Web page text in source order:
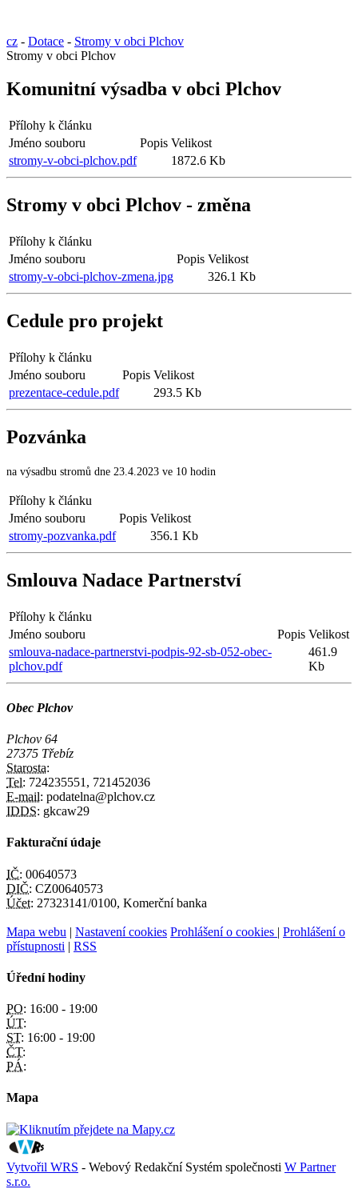
cz - Dotace - Stromy v obci Plchov
Stromy v obci Plchov
Komunitní výsadba v obci Plchov
Přílohy k článku
Jméno souboru
Popis Velikost
stromy-v-obci-plchov.pdf
1872.6 Kb
Stromy v obci Plchov - změna
Přílohy k článku
Jméno souboru
Popis Velikost
stromy-v-obci-plchov-zmena.jpg
326.1 Kb
Cedule pro projekt
Přílohy k článku
Jméno souboru
Popis Velikost
prezentace-cedule.pdf
293.5 Kb
Pozvánka
na výsadbu stromů dne 23.4.2023 ve 10 hodin
Přílohy k článku
Jméno souboru
Popis Velikost
stromy-pozvanka.pdf
356.1 Kb
Smlouva Nadace Partnerství
Přílohy k článku
Jméno souboru
Popis Velikost
smlouva-nadace-partnerstvi-podpis-92-sb-052-obec-
plchov.pdf
461.9
Kb
Obec Plchov
Plchov 64
27375 Třebíz
Starosta:
Tel: 724235551, 721452036
E-mail: podatelna@plchov.cz
IDDS: gkcaw29
Fakturační údaje
IČ: 00640573
DIČ: CZ00640573
Účet: 27323141/0100, Komerční banka
Mapa webu | Nastavení cookies Prohlášení o cookies | Prohlášení o
přístupnosti | RSS
Úřední hodiny
PO: 16:00 - 19:00
ÚT:
ST: 16:00 - 19:00
ČT:
PÁ:
Mapa
Vytvořil WRS - Webový Redakční Systém společnosti W Partner
s.r.o.